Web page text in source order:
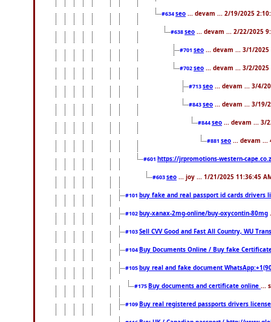
#634seo ... devam ... 2/19/2025
#638seo ... devam ... 2/22/2025
#701 seo ... devam ... 3/1/2025
#702seo ... devam ... 3/2/2025
#713seo ... devam ... 3/4/
#843seo ... devam ... 3/19/
#844seo ... devam ... 3/
#881 seo ... devam ...
#601 https://jrpromotions-western-
#603seo ... joy ... 1/21/2025 11:36:45
#101 buy fake and real passport id cards drivers
#102buy-xanax-2mg-online/buy-oxycontin-80mg
#103Sell CVV Good and Fast All Country, WU
#104Buy Documents Online / Buy fake
#105buy real and fake document
#175Buy documents and certificate online ...
#109Buy real registered passports drivers